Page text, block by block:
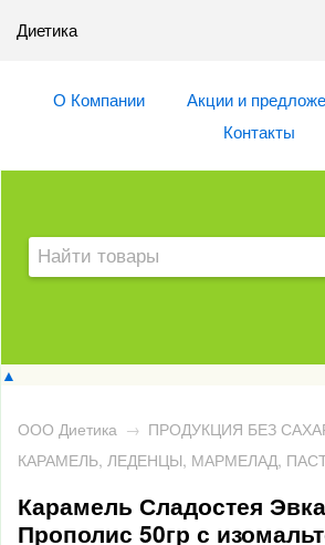
Диетика
О Компании Акции и
Контакты
▲
ООО Диетика → ПРОДУКЦИЯ БЕЗ
КАРАМЕЛЬ, ЛЕДЕНЦЫ, МАРМЕЛАД,
Карамель Сладостея
Прополис 50гр с